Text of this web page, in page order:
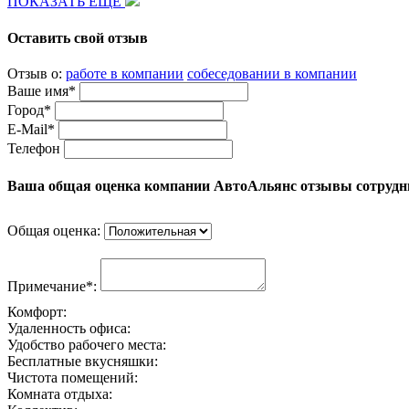
Оставить свой отзыв
Отзыв о: работе в компании собеседовании в компании
Ваше имя*
Город*
E-Mail*
Телефон
Ваша общая оценка компании АвтоАльянс отзывы
Общая оценка:
Примечание*:
Комфорт:
Удаленность офиса:
Удобство рабочего места:
Бесплатные вкусняшки:
Чистота помещений:
Комната отдыха: